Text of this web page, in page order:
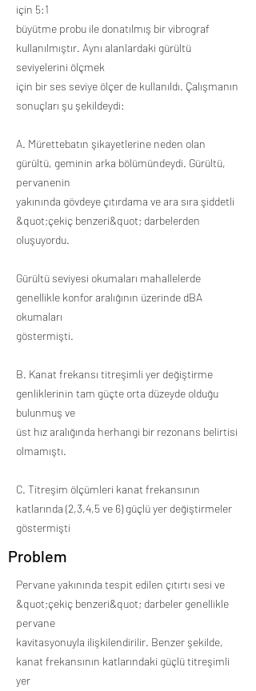
için 5:1
büyütme probu ile donatılmış bir vibrograf
kullanılmıştır. Aynı alanlardaki gürültü
seviyelerini ölçmek
için bir ses seviye ölçer de kullanıldı. Çalışmanın
sonuçları şu şekildeydi:
A. Mürettebatın şikayetlerine neden olan
gürültü, geminin arka bölümündeydi. Gürültü,
pervanenin
yakınında gövdeye çıtırdama ve ara sıra şiddetli
&quot;çekiç benzeri&quot; darbelerden
oluşuyordu.
Gürültü seviyesi okumaları mahallelerde
genellikle konfor aralığının üzerinde dBA
okumaları
göstermişti.
B. Kanat frekansı titreşimli yer değiştirme
genliklerinin tam güçte orta düzeyde olduğu
bulunmuş ve
üst hız aralığında herhangi bir rezonans belirtisi
olmamıştı.
C. Titreşim ölçümleri kanat frekansının
katlarında (2,3,4,5 ve 6) güçlü yer değiştirmeler
göstermişti
Problem
Pervane yakınında tespit edilen çıtırtı sesi ve
&quot;çekiç benzeri&quot; darbeler genellikle
pervane
kavitasyonuyla ilişkilendirilir. Benzer şekilde,
kanat frekansının katlarındaki güçlü titreşimli
yer